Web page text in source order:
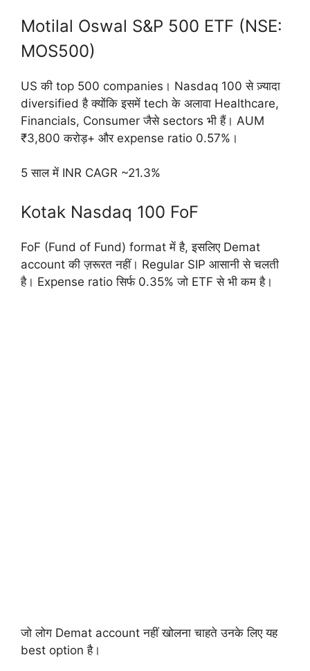
Motilal Oswal S&P 500 ETF (NSE:
MOS500)
US की top 500 companies। Nasdaq 100 से ज़्यादा
diversified है क्योंकि इसमें tech के अलावा Healthcare,
Financials, Consumer जैसे sectors भी हैं। AUM
₹3,800 करोड़+ और expense ratio 0.57%।
5 साल में INR CAGR ~21.3%
Kotak Nasdaq 100 FoF
FoF (Fund of Fund) format में है, इसलिए Demat
account की ज़रूरत नहीं। Regular SIP आसानी से चलती
है। Expense ratio सिर्फ 0.35% जो ETF से भी कम है।
जो लोग Demat account नहीं खोलना चाहते उनके लिए यह
best option है।